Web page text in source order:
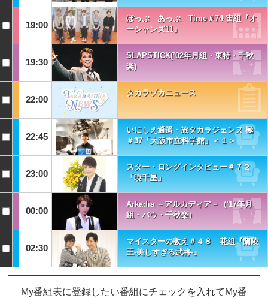
19:00
ぽっぷ あっぷ Time＃74 宙組『オ
ーシャンズ11』
19:30
SLAPSTICK(’02年月組・東特・千秋
楽)
22:00
タカラヅカニュース
22:45
いにしえ逍遥・旅タカラジェンヌ 極
＃37「大阪市立科学館」＜１＞
23:00
スター・ロングインタビュー＃７２
「暁千星」
00:00
Arkadia －アルカディア－（'17年月
組・バウ・千秋楽）
02:30
マイスターの教え＃４８ 花組『蘭陵
王-美しすぎる武将-』
My番組表に登録したい番組にチェックを入れてMy番